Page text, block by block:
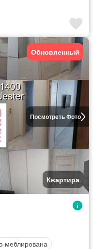
Посмотреть Фото
Обновленный
Квартира
меблирована